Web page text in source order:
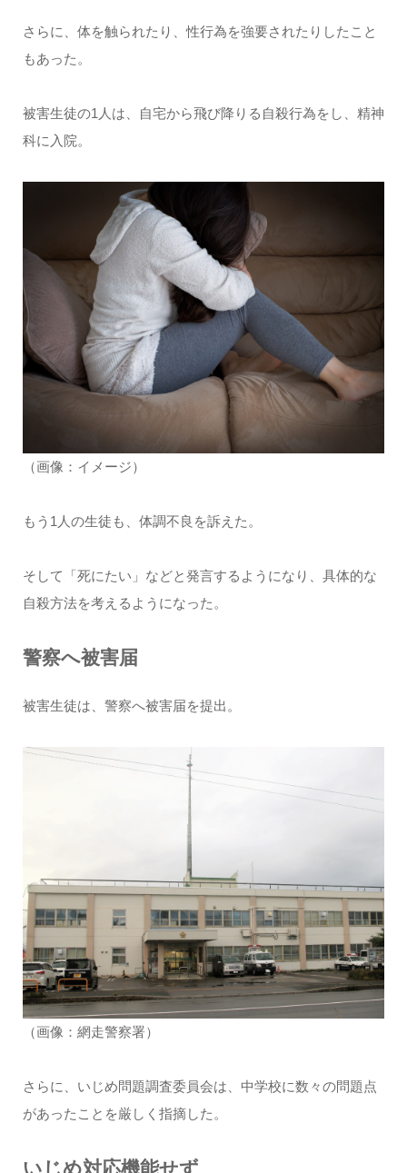
さらに、体を触られたり、性行為を強要されたりしたこと
もあった。
被害生徒の1人は、自宅から飛び降りる自殺行為をし、精神
科に入院。
（画像：イメージ）
もう1人の生徒も、体調不良を訴えた。
そして「死にたい」などと発言するようになり、具体的な
自殺方法を考えるようになった。
警察へ被害届
被害生徒は、警察へ被害届を提出。
（画像：網走警察署）
さらに、いじめ問題調査委員会は、中学校に数々の問題点
があったことを厳しく指摘した。
いじめ対応機能せず